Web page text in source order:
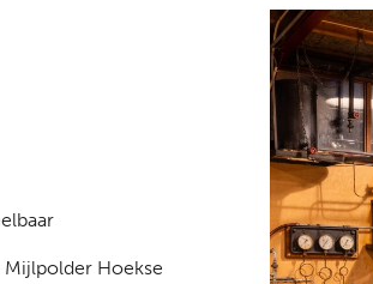
Hoekse